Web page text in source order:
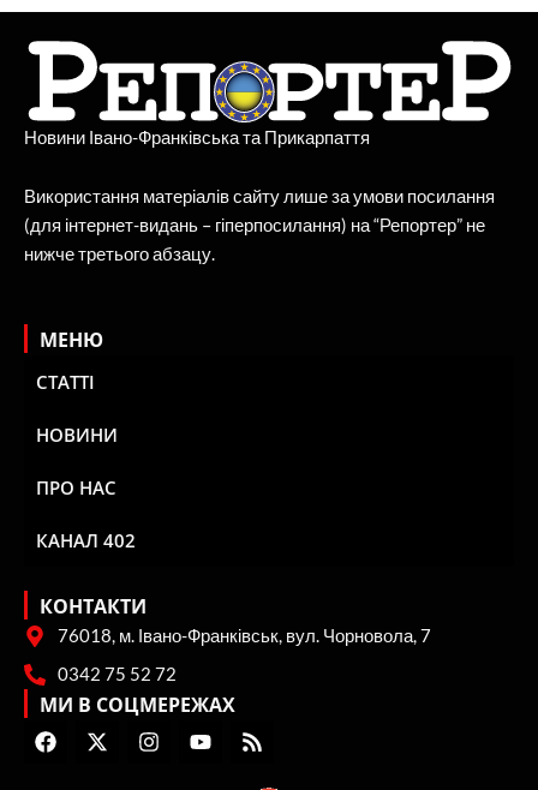
Новини Івано-Франківська та Прикарпаття
Використання матеріалів сайту лише за умови посилання
(для інтернет-видань – гіперпосилання) на “Репортер” не
нижче третього абзацу.
МЕНЮ
СТАТТІ
НОВИНИ
ПРО НАС
КАНАЛ 402
КОНТАКТИ
76018, м. Івано-Франківськ, вул. Чорновола, 7
0342 75 52 72
МИ В СОЦМЕРЕЖАХ
F
a
X
-
I
n
Y
o
R
s